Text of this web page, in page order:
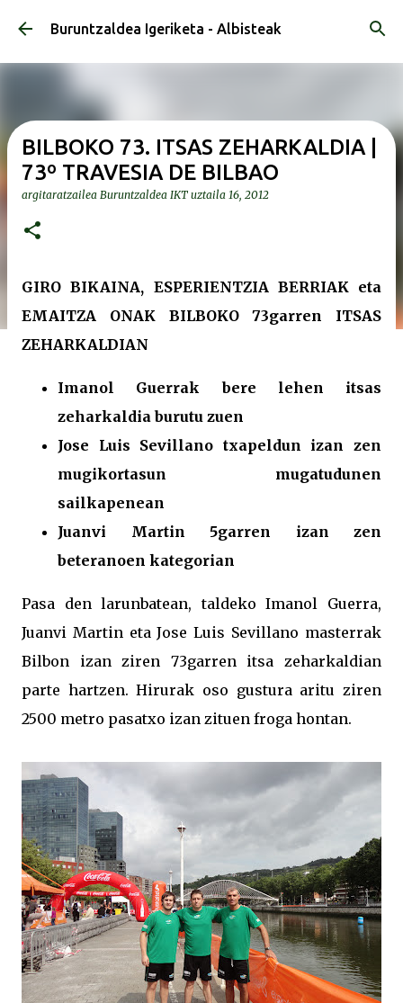
Saltatu eta joan eduki nagusira
Buruntzaldea Igeriketa - Albisteak
BILBOKO 73. ITSAS ZEHARKALDIA |
73º TRAVESIA DE BILBAO
argitaratzailea Buruntzaldea IKT uztaila 16, 2012
GIRO BIKAINA, ESPERIENTZIA BERRIAK eta
EMAITZA ONAK BILBOKO 73garren ITSAS
ZEHARKALDIAN
Imanol Guerrak bere lehen itsas
zeharkaldia burutu zuen
Jose Luis Sevillano txapeldun izan zen
mugikortasun mugatudunen
sailkapenean
Juanvi Martin 5garren izan zen
beteranoen kategorian
Pasa den larunbatean, taldeko Imanol Guerra,
Juanvi Martin eta Jose Luis Sevillano masterrak
Bilbon izan ziren 73garren itsa zeharkaldian
parte hartzen. Hirurak oso gustura aritu ziren
2500 metro pasatxo izan zituen froga hontan.